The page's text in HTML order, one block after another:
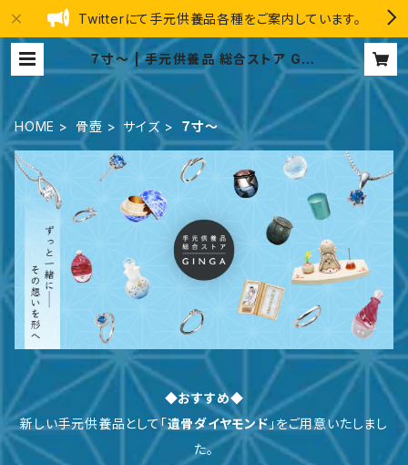
Twitterにて手元供養品各種をご案内しています。
７寸～ | 手元供養品 総合ストア GIN
GA
HOME 骨壺 サイズ ７寸～
◆おすすめ◆
新しい手元供養品として「遺骨ダイヤモンド」をご用意いたしまし
た。